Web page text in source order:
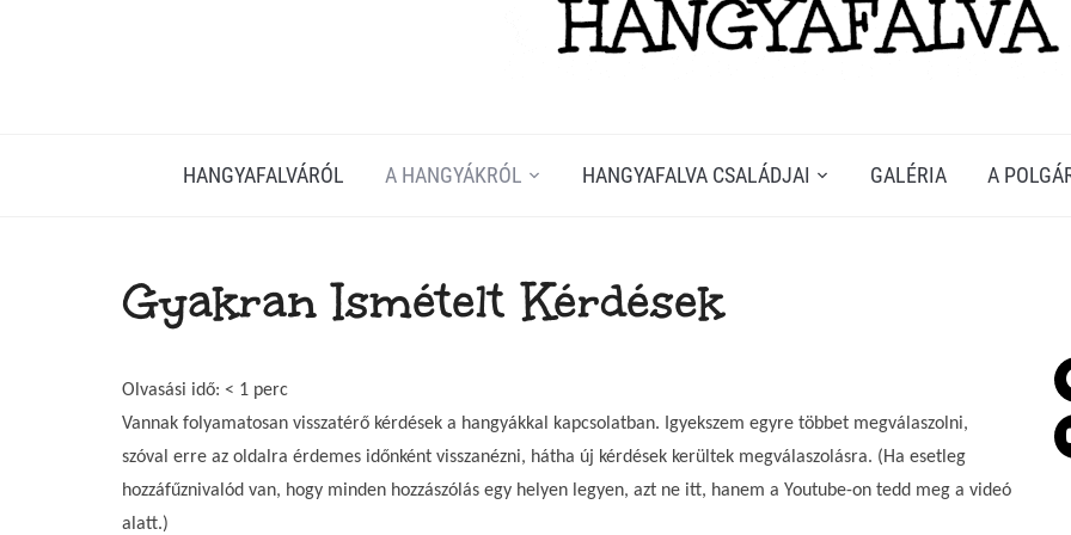
HANGYAFALVÁRÓL A HANGYÁKRÓL HANGYAFALVA CSALÁDJAI GALÉRIA A
Gyakran Ismételt Kérdések
Olvasási idő: < 1 perc
Vannak folyamatosan visszatérő kérdések a hangyákkal kapcsolatban. Igyekszem egyre többet megválaszolni,
szóval erre az oldalra érdemes időnként visszanézni, hátha új kérdések kerültek megválaszolásra. (Ha esetleg
hozzáfűznivalód van, hogy minden hozzászólás egy helyen legyen, azt ne itt, hanem a Youtube-on tedd meg a videó
alatt.)